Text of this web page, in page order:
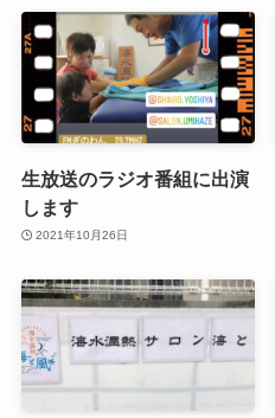
生放送のラジオ番組に出演
します
2021年10月26日